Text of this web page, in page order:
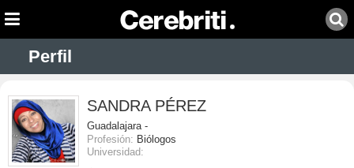
Perfil
SANDRA PÉREZ
Guadalajara -
Profesión: Biólogos
Universidad: